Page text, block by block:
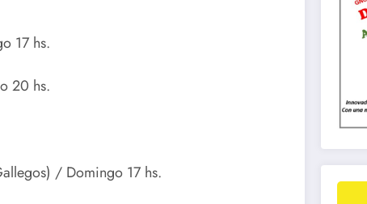
17 hs.
20 hs.
/ Domingo 17 hs.